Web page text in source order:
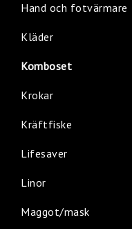
Hand och fotvärmare
Kläder
Komboset
Krokar
Kräftfiske
Lifesaver
Linor
Maggot/mask